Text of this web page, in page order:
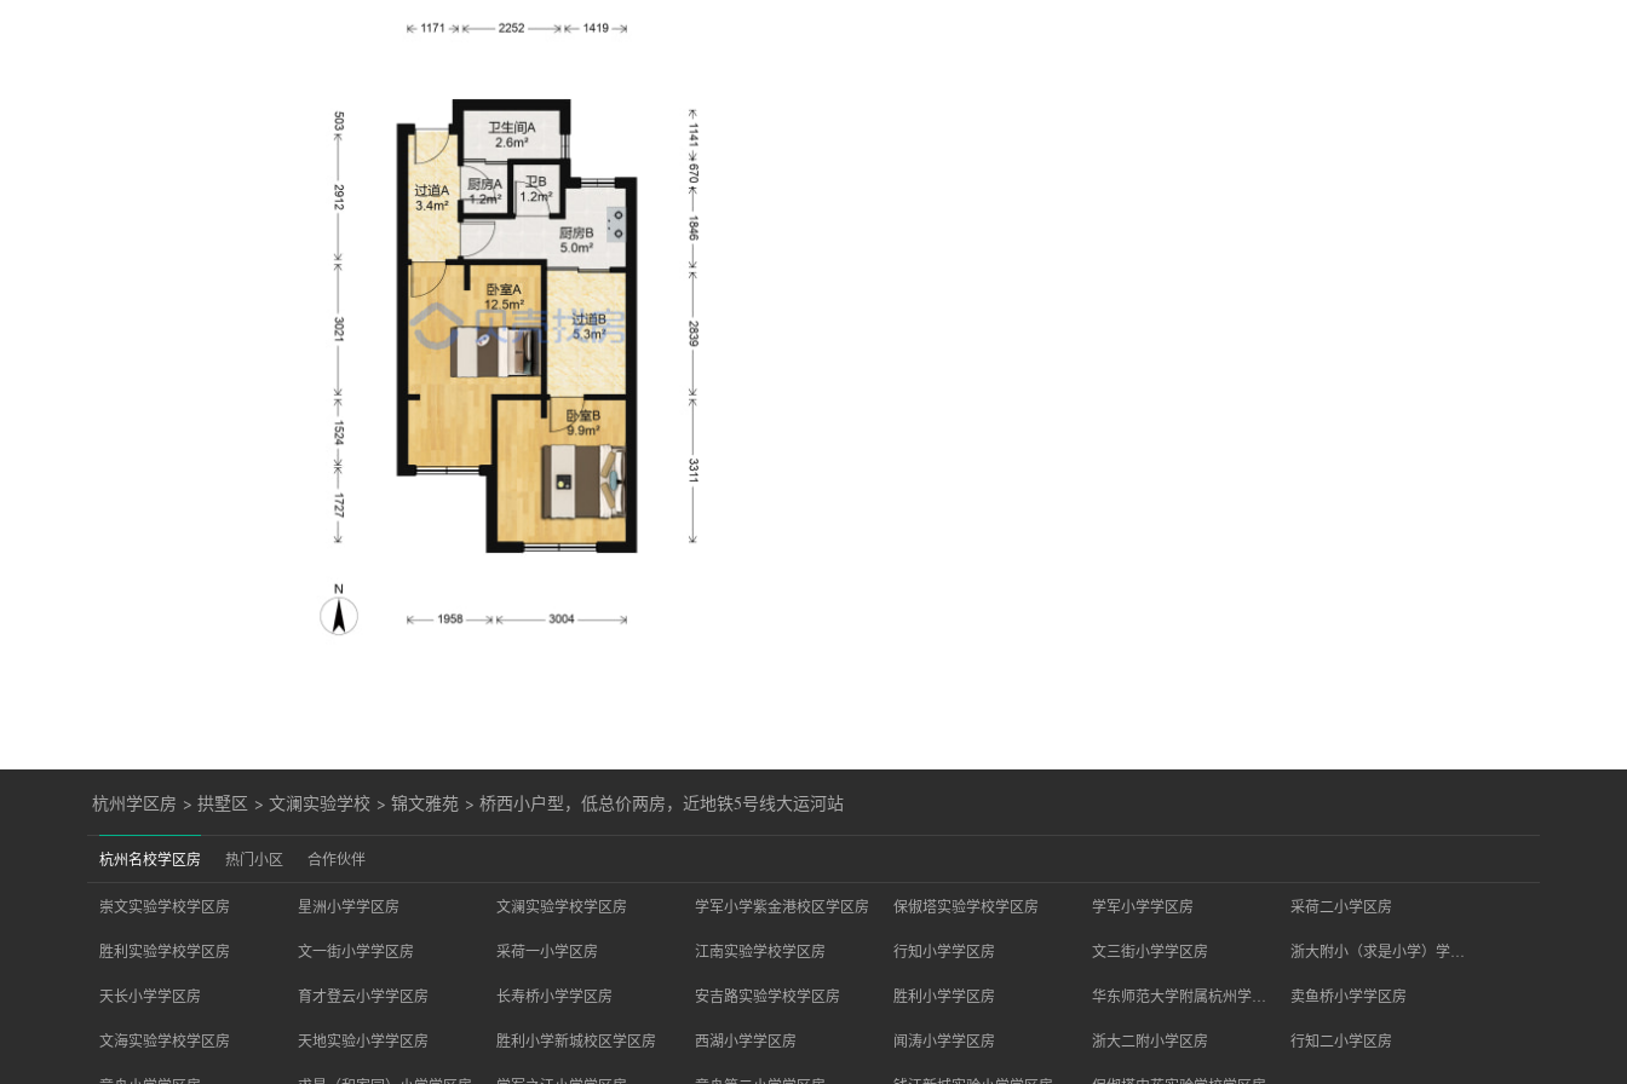
杭州学区房 > 拱墅区 > 文澜实验学校 > 锦文雅苑 > 桥西小户型，低总价两房，近地铁5号线大运河站
杭州名校学区房 热门小区 合作伙伴
崇文实验学校学区房 星洲小学学区房 文澜实验学校学区房 学军小学紫金港校区学区房 保俶塔实验学校学区房 学军小学学区房 采荷二小学区房
胜利实验学校学区房 文一街小学学区房 采荷一小学区房 江南实验学校学区房 行知小学学区房 文三街小学学区房
天长小学学区房 育才登云小学学区房 长寿桥小学学区房 安吉路实验学校学区房 胜利小学学区房 卖鱼桥小学学区房
文海实验学校学区房 天地实验小学学区房 胜利小学新城校区学区房 西湖小学学区房 闻涛小学学区房 浙大二附小学区房 行知二小学区房